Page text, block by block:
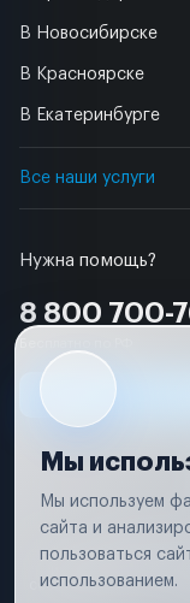
Нужна помощь?
8 800 700-
В Новосибирске
В Красноярске
В Екатеринбурге
Все наши услуги
Условия
Вся информация,
соответствии с
Мы
Мы используем
сайта и
пользоваться
использованием.